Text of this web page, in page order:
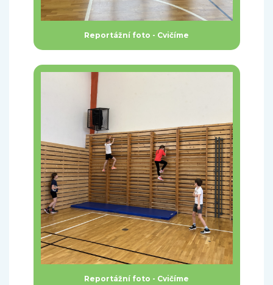
Reportážní foto - Cvičíme
Reportážní foto - Cvičíme